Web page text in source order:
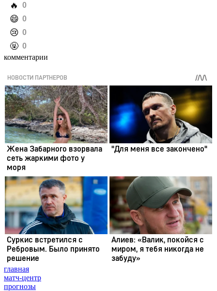
️🔥 0
️😄 0
️😢 0
️🤬 0
комментарии
главная
матч-центр
прогнозы